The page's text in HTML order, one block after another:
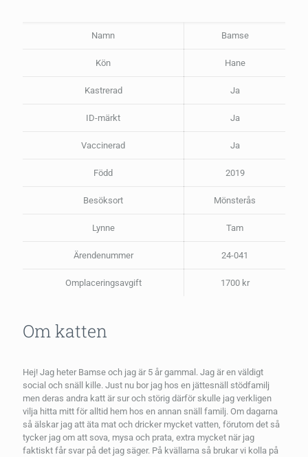
Namn Bamse
Kön Hane
Kastrerad Ja
ID-märkt Ja
Vaccinerad Ja
Född 2019
Besöksort Mönsterås
Lynne Tam
Ärendenummer 24-041
Omplaceringsavgift 1700 kr
Om katten
Hej! Jag heter Bamse och jag är 5 år gammal. Jag är en väldigt
social och snäll kille. Just nu bor jag hos en jättesnäll stödfamilj
men deras andra katt är sur och störig därför skulle jag verkligen
vilja hitta mitt för alltid hem hos en annan snäll familj. Om dagarna
så älskar jag att äta mat och dricker mycket vatten, förutom det så
tycker jag om att sova, mysa och prata, extra mycket när jag
faktiskt får svar på det jag säger. På kvällarna så brukar vi kolla på